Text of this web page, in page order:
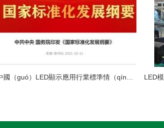
中國（guó）LED顯示應用行業標準情（qíng）況一覽